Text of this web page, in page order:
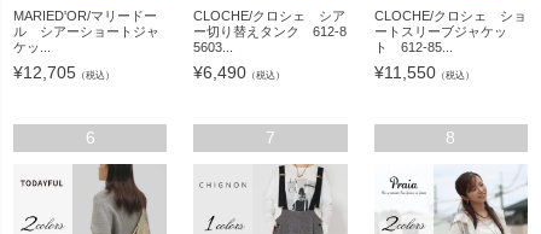
MARIED'OR/マリードー
ル シアーショートジャ
ケッ...
¥12,705 （税込）
CLOCHE/クロシェ シア
ー切り替えタンク 612-8
5603...
¥6,490 （税込）
CLOCHE/クロシェ ショ
ートスリーブジャケッ
ト 612-85...
¥11,550（税込）
6 7 8